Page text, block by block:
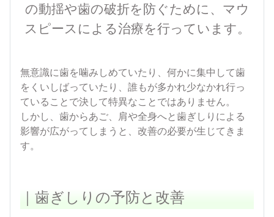
の動揺や歯の破折を防ぐために、マウ
スピースによる治療を行っています。
無意識に歯を噛みしめていたり、何かに集中して歯
をくいしばっていたり、誰もが多かれ少なかれ行っ
ていることで決して特異なことではありません。
しかし、歯からあご、肩や全身へと歯ぎしりによる
影響が広がってしまうと、改善の必要が生じてきま
す。
｜歯ぎしりの予防と改善